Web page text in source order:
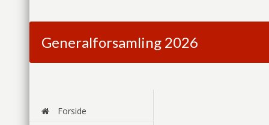
Generalforsamling 2026
Forside